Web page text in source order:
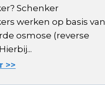
Schenker
werken op basis van
osmose (reverse
>>